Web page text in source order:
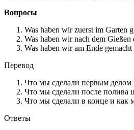
Вопросы
Was haben wir zuerst im Garten
Was haben wir nach dem Gießen
Was haben wir am Ende
Перевод
Что мы сделали первым делом
Что мы сделали после полива
Что мы сделали в конце и как
Ответы